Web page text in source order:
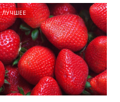
ЛУЧШЕЕ